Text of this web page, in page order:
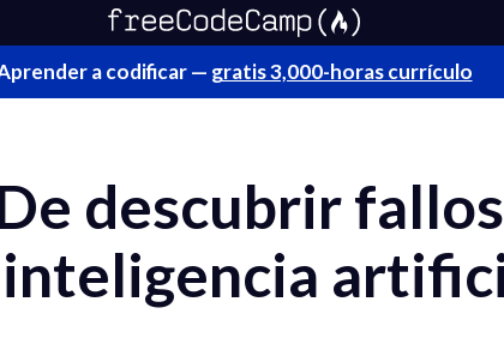
a codificar — gratis 3,000-horas currículo
descubrir